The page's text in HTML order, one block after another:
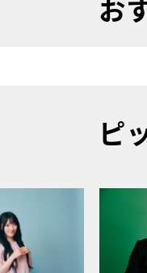
お
ピ